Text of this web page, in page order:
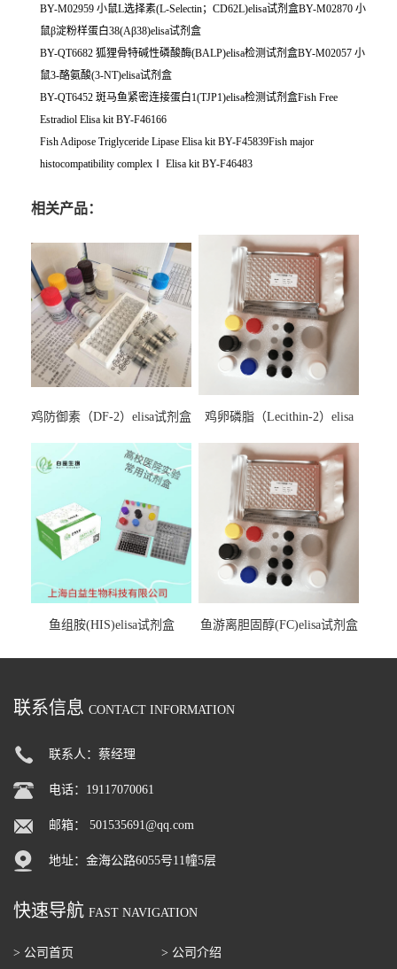
BY-M02959 小鼠L选择素(L-Selectin；CD62L)elisa试剂盒BY-M02870 小
鼠β淀粉样蛋白38(Aβ38)elisa试剂盒
BY-QT6682 狐狸骨特碱性磷酸酶(BALP)elisa检测试剂盒BY-M02057 小
鼠3-酪氨酸(3-NT)elisa试剂盒
BY-QT6452 斑马鱼紧密连接蛋白1(TJP1)elisa检测试剂盒Fish Free
Estradiol Elisa kit BY-F46166
Fish Adipose Triglyceride Lipase Elisa kit BY-F45839Fish major
histocompatibility complexⅠ Elisa kit BY-F46483
相关产品：
鸡防御素（DF-2）elisa试剂盒
鸡卵磷脂（Lecithin-2）elisa
鱼组胺(HIS)elisa试剂盒 鱼游离胆固醇(FC)elisa试剂盒
联系信息 CONTACT INFORMATION
联系人：蔡经理
电话：19117070061
邮箱： 501535691@qq.com
地址：金海公路6055号11幢5层
快速导航 FAST NAVIGATION
> 公司首页 > 公司介绍